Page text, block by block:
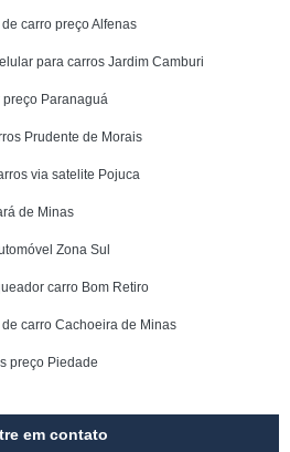
carro preço Alfenas
para carros Jardim Camburi
Paranaguá
Prudente de Morais
via satelite Pojuca
de Minas
Zona Sul
carro Bom Retiro
carro Cachoeira de Minas
preço Piedade
em contato